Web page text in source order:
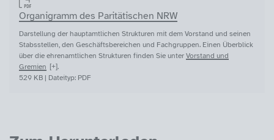
Organigramm des Paritätischen NRW
Darstellung der hauptamtlichen Strukturen mit dem Vorstand und seinen
Stabsstellen, den Geschäftsbereichen und Fachgruppen. Einen Überblick
über die ehrenamtlichen Strukturen finden Sie unter Vorstand und
Gremien
.
529 KB | Dateityp: PDF